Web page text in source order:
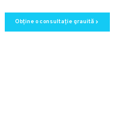
Obține o consultație grauită chevron_right